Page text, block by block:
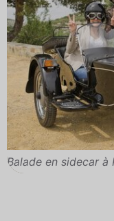
Balade en sidecar à